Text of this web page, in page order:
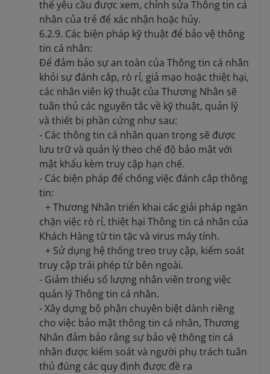
thể yêu cầu được xem, chỉnh sửa Thông tin cá
nhân của trẻ để xác nhận hoặc hủy.
6.2.9. Các biện pháp kỹ thuật để bảo vệ thông
tin cá nhân:
Để đảm bảo sự an toàn của Thông tin cá nhân
khỏi sự đánh cắp, rò rỉ, giả mạo hoặc thiệt hại,
các nhân viên kỹ thuật của Thương Nhân sẽ
tuân thủ các nguyên tắc về kỹ thuật, quản lý
và thiết bị phần cứng như sau:
- Các thông tin cá nhân quan trọng sẽ được
lưu trữ và quản lý theo chế độ bảo mật với
mật khẩu kèm truy cập hạn chế.
- Các biện pháp để chống việc đánh cắp thông
tin:
+ Thương Nhân triển khai các giải pháp ngăn
chặn việc rò rỉ, thiệt hại Thông tin cá nhân của
Khách Hàng từ tin tặc và virus máy tính.
+ Sử dụng hệ thống treo truy cập, kiểm soát
truy cập trái phép từ bên ngoài.
- Giảm thiểu số lượng nhân viên trong việc
quản lý Thông tin cá nhân.
- Xây dựng bộ phận chuyên biệt dành riêng
cho việc bảo mật thông tin cá nhân, Thương
Nhân đảm bảo rằng sự bảo vệ thông tin cá
nhân được kiểm soát và người phụ trách tuân
thủ đúng các quy định được đề ra